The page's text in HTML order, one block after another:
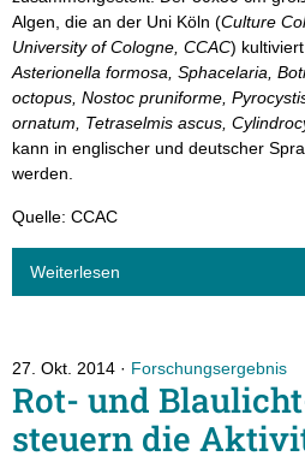
Algen, die an der Uni Köln (Culture
University of Cologne, CCAC)
Asterionella formosa, Sphacelaria,
octopus, Nostoc pruniforme,
ornatum, Tetraselmis ascus,
kann in englischer und deutscher
werden.
Quelle: CCAC
Weiterlesen
27. Okt. 2014 Forschungsergebnis
Rot- und
steuern die